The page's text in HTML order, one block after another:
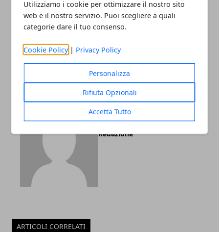
Utilizziamo i cookie per ottimizzare il nostro sito
web e il nostro servizio. Puoi scegliere a quali
categorie dare il tuo consenso.
Cookie Policy | Privacy Policy
Personalizza
Rifiuta Opzionali
Accetta Tutto
Articolo Precedente
Visitare Civitavecchia
Redazione
ARTICOLI CORRELATI